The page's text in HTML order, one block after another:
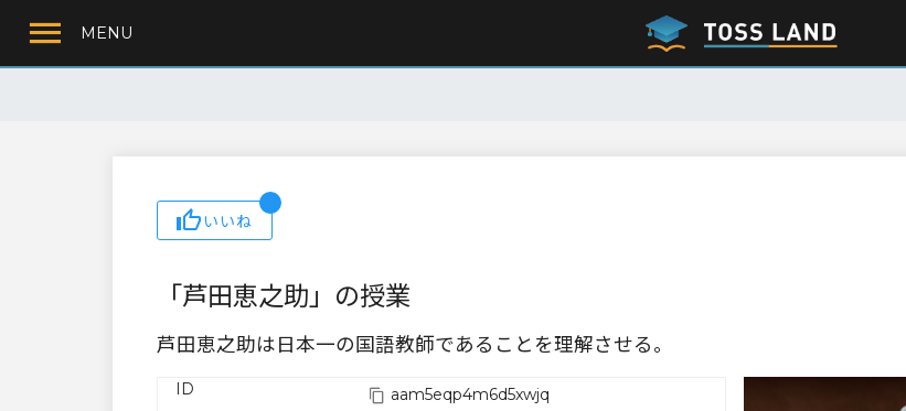
MENU
いいね
「芦田恵之助」の授業
芦田恵之助は日本一の国語教師であることを理解させる。
ID
aam5eqp4m6d5xwjq